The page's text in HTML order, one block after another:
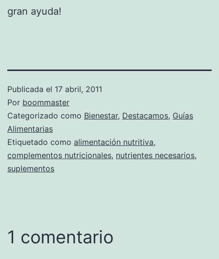
gran ayuda!
Publicada el 17 abril, 2011
Por boommaster
Categorizado como Bienestar, Destacamos, Guías
Alimentarias
Etiquetado como alimentación nutritiva,
complementos nutricionales, nutrientes necesarios,
suplementos
1 comentario